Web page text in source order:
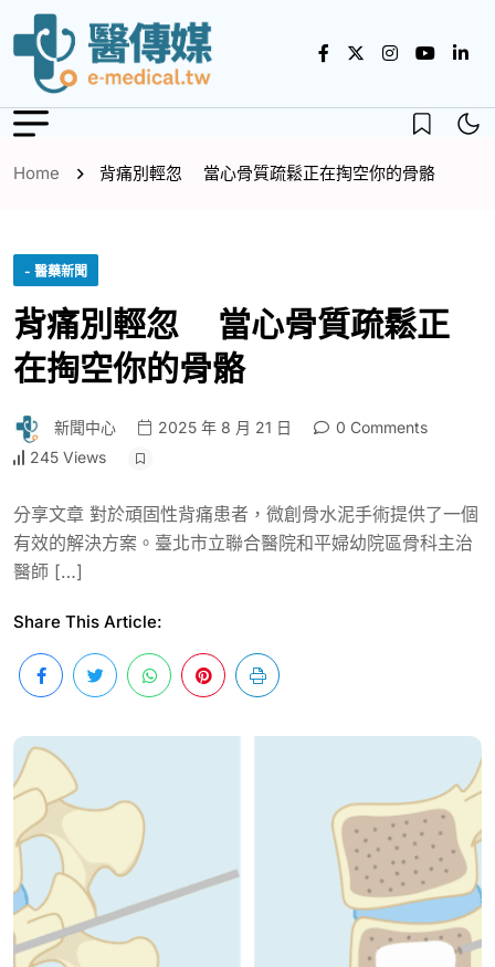
Home 背痛別輕忽 當心骨質疏鬆正在掏空你的骨骼
- 醫藥新聞
背痛別輕忽 當心骨質疏鬆正
在掏空你的骨骼
新聞中心 2025 年 8 月 21 日
0 Comments
245 Views
分享文章 對於頑固性背痛患者，微創骨水泥手術提供了一個
有效的解決方案。臺北市立聯合醫院和平婦幼院區骨科主治
醫師 […]
Share This Article: